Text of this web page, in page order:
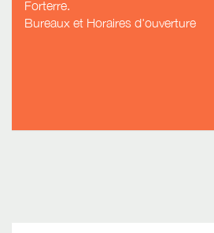
Forterre.
Bureaux et Horaires d'ouverture